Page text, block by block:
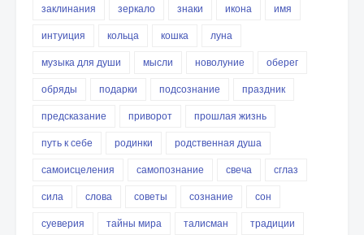
заклинания
зеркало знаки икона
имя
интуиция
кольца кошка
луна
музыка для души
мысли новолуние
оберег
обряды
подарки подсознание
праздник
предсказание
приворот
прошлая жизнь
путь к себе
родинки
родственная душа
самоисцеления
самопознание свеча
сглаз
сила
слова советы сознание
сон
суеверия
тайны мира талисман
традиции